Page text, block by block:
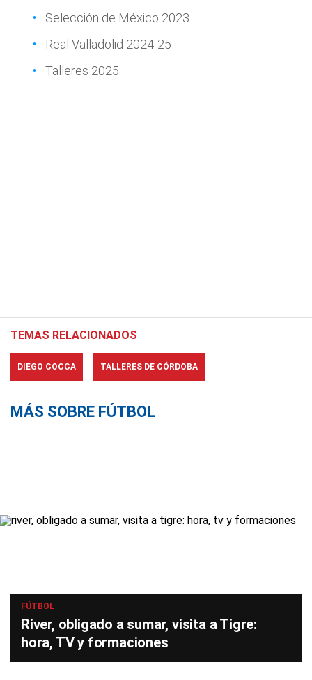
Selección de México 2023
Real Valladolid 2024-25
Talleres 2025
TEMAS RELACIONADOS
DIEGO COCCA TALLERES DE CÓRDOBA
MÁS SOBRE FÚTBOL
FÚTBOL
River, obligado a sumar, visita a Tigre:
hora, TV y formaciones